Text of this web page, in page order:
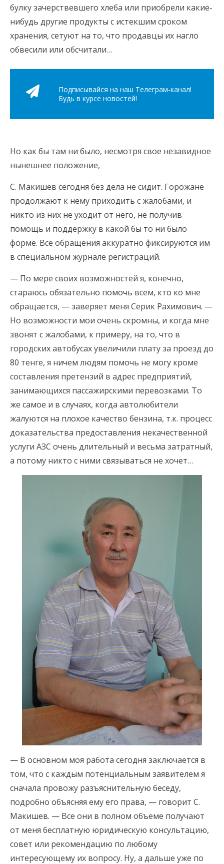
булку зачерствевшего хлеба или приобрели какие-
нибудь другие продукты с истекшим сроком
хранения, сетуют на то, что продавцы их нагло
обвесили или обсчитали…
Подписывайся на наш Телеграм-канал!
Будь в курсе новостей!
Но как бы там ни было, несмотря свое незавидное
нынешнее положение,
С. Макишев сегодня без дела не сидит. Горожане
продолжают к нему приходить с жалобами, и
никто из них не уходит от него, не получив
помощь и поддержку в какой бы то ни было
форме. Все обращения аккуратно фиксируются им
в специальном журнале регистраций.
— По мере своих возможностей я, конечно,
стараюсь обязательно помочь всем, кто ко мне
обращается, — заверяет меня Серик Рахимович. —
Но возможности мои очень скромны, и когда мне
звонят с жалобами, к примеру, на то, что в
городских автобусах увеличили плату за проезд до
80 тенге, я ничем людям помочь не могу кроме
составления претензий в адрес предприятий,
занимающихся пассажирскими перевозками. То
же самое и в случаях, когда автолюбители
жалуются на плохое качество бензина, т.к. процесс
доказательства предоставления некачественной
услуги АЗС очень длительный и весьма затратный,
а потому никто с ними связываться не хочет…
— В основном моя работа сегодня заключается в
том, что с каждым потенциальным заявителем я
сначала провожу разъяснительную беседу,
подробно объясняя ему его права, — говорит С.
Макишев. — Все они в полном объеме получают
от меня бесплатную юридическую консультацию,
совет или рекомендацию по любому
интересующему их вопросу. Ну, а дальше уже по